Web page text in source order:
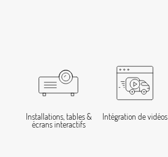
Installations, tables &
écrans interactifs
Intégration de vidéos